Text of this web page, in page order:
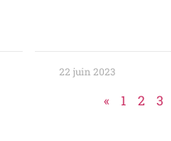
22 juin 2023
« 1 2 3